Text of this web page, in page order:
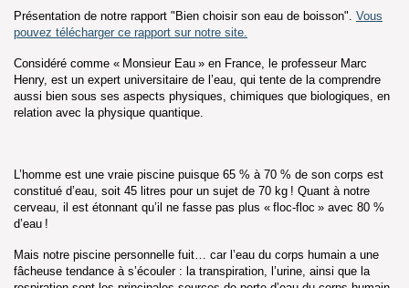
Présentation de notre rapport "Bien choisir son eau de boisson" Vous
pouvez télécharger ce rapport sur notre site.
Considéré comme « Monsieur Eau » en France, le professeur Marc
Henry, est un expert universitaire de l’eau, qui tente de la comprendre
aussi bien sous ses aspects physiques, chimiques que biologiques, en
relation avec la physique quantique.
L’homme est une vraie piscine puisque 65 % à 70 % de son corps est
constitué d’eau, soit 45 litres pour un sujet de 70 kg ! Quant à notre
cerveau, il est étonnant qu’il ne fasse pas plus « floc-floc » avec 80 %
d’eau !
Mais notre piscine personnelle fuit… car l’eau du corps humain a une
fâcheuse tendance à s’écouler : la transpiration, l’urine, ainsi que la